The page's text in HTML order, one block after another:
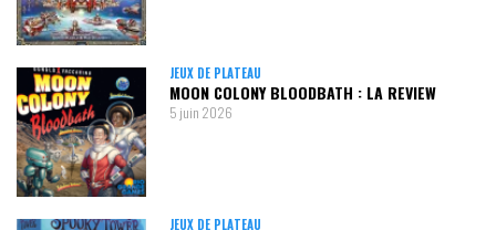
JEUX DE PLATEAU
MOON COLONY BLOODBATH : LA REVIEW
5 juin 2026
JEUX DE PLATEAU